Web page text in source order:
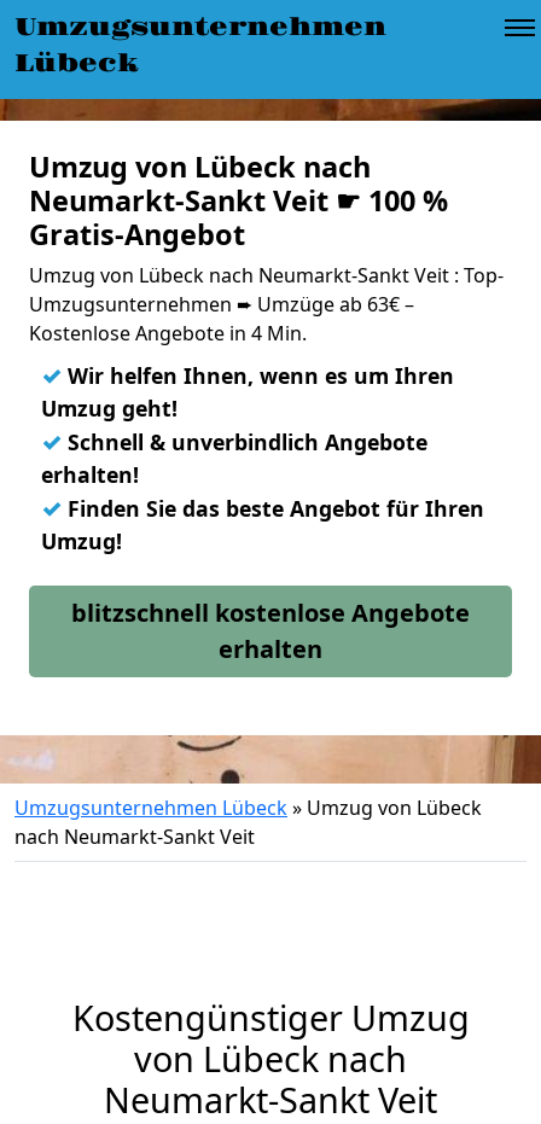
Umzugsunternehmen
Lübeck
Umzug von Lübeck nach
Neumarkt-Sankt Veit ☛ 100 %
Gratis-Angebot
Umzug von Lübeck nach Neumarkt-Sankt Veit : Top-
Umzugsunternehmen ➨ Umzüge ab 63€ –
Kostenlose Angebote in 4 Min.
✓ Wir helfen Ihnen, wenn es um Ihren
Umzug geht!
✓ Schnell & unverbindlich Angebote
erhalten!
✓ Finden Sie das beste Angebot für Ihren
Umzug!
blitzschnell kostenlose Angebote
erhalten
Umzugsunternehmen Lübeck» Umzug von Lübeck
nach Neumarkt-Sankt Veit
Kostengünstiger Umzug
von Lübeck nach
Neumarkt-Sankt Veit